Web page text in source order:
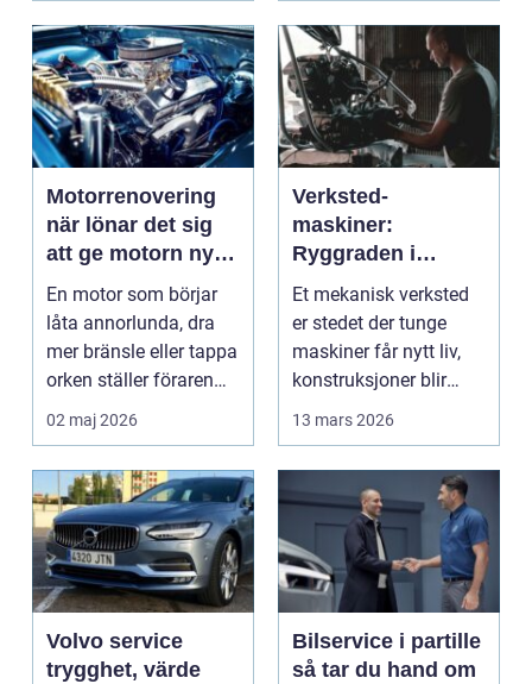
Motorrenovering
när lönar det sig
att ge motorn nytt
liv?
En motor som börjar
låta annorlunda, dra
mer bränsle eller tappa
orken ställer föraren
inför ett val...
02 maj 2026
Verksted-
maskiner:
Ryggraden i
moderne industri
Et mekanisk verksted
er stedet der tunge
maskiner får nytt liv,
konstruksjoner blir
bygget, og...
13 mars 2026
Volvo service
trygghet, värde
Bilservice i partille
så tar du hand om